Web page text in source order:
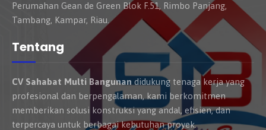
Perumahan Gean de Green Blok F.51, Rimbo Panjang,
Tambang, Kampar, Riau.
Tentang
CV Sahabat Multi Bangunan didukung tenaga kerja yang
profesional dan berpengalaman, kami berkomitmen
memberikan solusi konstruksi yang andal, efisien, dan
terpercaya untuk berbagai kebutuhan proyek.